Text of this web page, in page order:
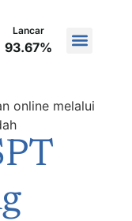
Lancar
93.67%